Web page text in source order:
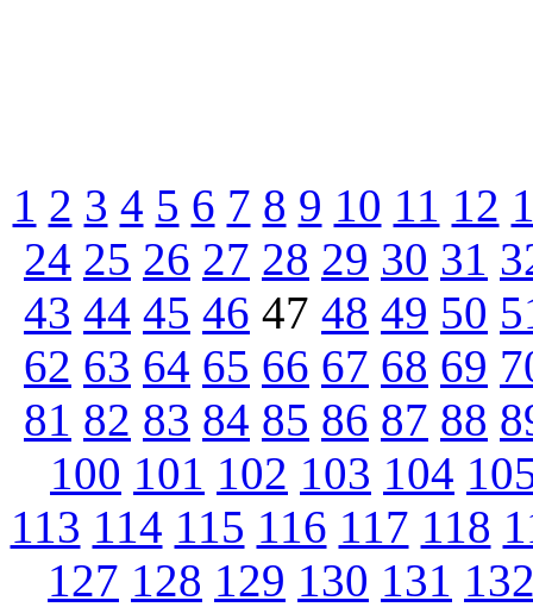
1 2 3 4 5 6 7 8 9 10 11 12
24 25 26 27 28 29 30 31
43 44 45 46 47 48 49 50
62 63 64 65 66 67 68 69
81 82 83 84 85 86 87 88
100 101 102 103 104
113 114 115 116 117 118
127 128 129 130 131